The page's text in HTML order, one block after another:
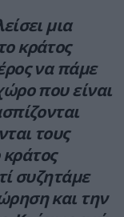
μια
κράτος
να πάμε
που είναι
τους
συζητάμε
και την